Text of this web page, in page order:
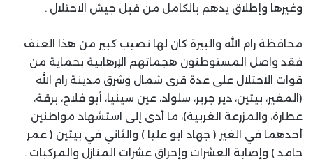
وغيرها وإطلاق يدهم بالكامل من قبل جيش الاحتلال .
محافظة رام الله والبيرة كان لها نصيب كبير من هذا العنف .
فقد واصل المستوطنون هجماتهم الإرهابية بحماية من
قوات الاحتلال على عدة قرى شمال وشرق مدينة رام الله
(المغير، بيتين، دير جرير، سلواد، عين سينيا، أبو فلاح، برقة،
عطارة، والمزرعة الغربية)، ما أدى إلى استشهاد مواطنين
أحدهما في الغير ( جهاد ابو عليا ) والثاني في بيتين ( عمر
حامد ) وإصابة العشرات وإحراق عشرات المنازل والمركبات .